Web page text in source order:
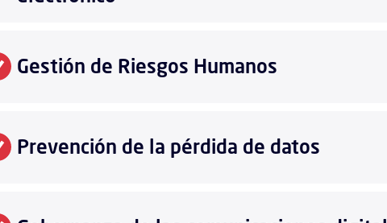
Gestión de Riesgos Humanos
Prevención de la pérdida de datos